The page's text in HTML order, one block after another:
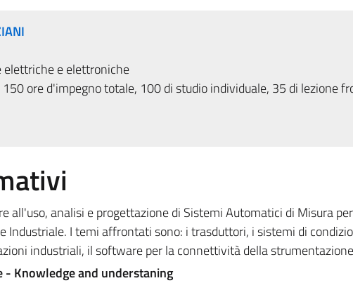
e elettroniche
150 ore d'impegno totale, 100 di studio individuale, 35 di lezione
all'uso, analisi e progettazione di Sistemi Automatici di Misura per
Industriale. I temi affrontati sono: i trasduttori, i sistemi di
industriali, il software per la connettività della
- Knowledge and understaning